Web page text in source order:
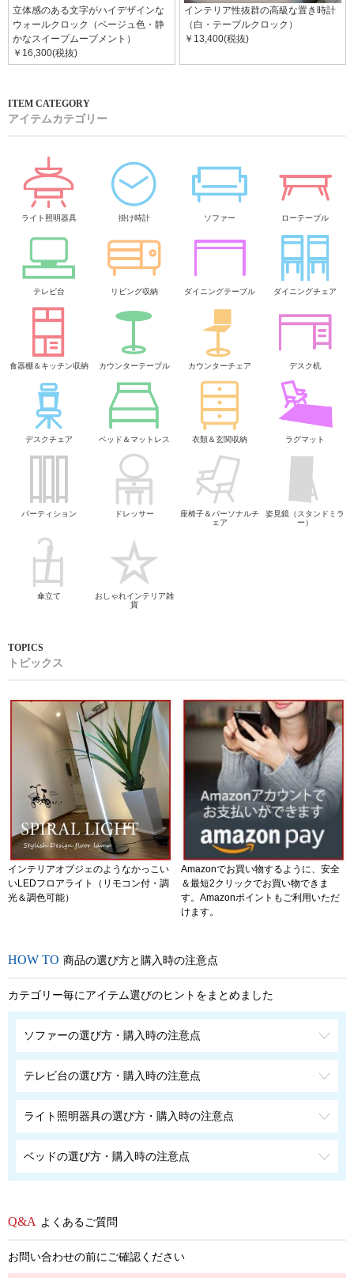
立体感のある文字がハイデザインな
ウォールクロック（ベージュ色・静
かなスイープムーブメント）
￥16,300(税抜)
インテリア性抜群の高級な置き時計
（白・テーブルクロック）
￥13,400(税抜)
アイテムカテゴリー
ライト照明器具 掛け時計 ソファー ローテーブル
テレビ台 リビング収納 ダイニングテーブル ダイニングチェア
食器棚＆キッチン収納 カウンターテーブル カウンターチェア デスク机
デスクチェア ベッド＆マットレス 衣類＆玄関収納 ラグマット
パーティション ドレッサー
座椅子＆パーソナルチ
ェア
姿見鏡（スタンドミラ
ー）
傘立て
おしゃれインテリア雑
貨
トピックス
インテリアオブジェのようなかっこい
いLEDフロアライト（リモコン付・調
光＆調色可能）
Amazonでお買い物するように、安全
＆最短2クリックでお買い物できま
す。Amazonポイントもご利用いただ
けます。
商品の選び方と購入時の注意点
カテゴリー毎にアイテム選びのヒントをまとめました
ソファーの選び方・購入時の注意点
テレビ台の選び方・購入時の注意点
ライト照明器具の選び方・購入時の注意点
ベッドの選び方・購入時の注意点
よくあるご質問
お問い合わせの前にご確認ください